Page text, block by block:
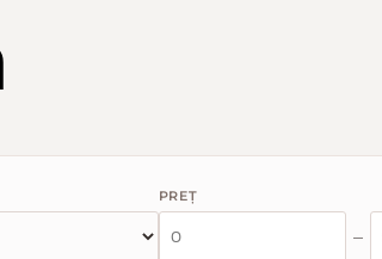
PREȚ
Preț minim –